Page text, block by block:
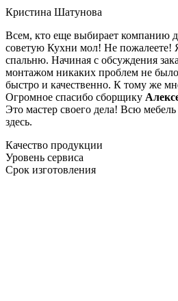
Кристина Шатунова
Всем, кто еще выбирает компанию
советую Кухни мол! Не пожалеете!
спальню. Начиная с обсуждения
монтажом никаких проблем не
быстро и качественно. К тому же
Огромное спасибо сборщику
Это мастер своего дела! Всю мебель
здесь.
Качество продукции
Уровень сервиса
Срок изготовления